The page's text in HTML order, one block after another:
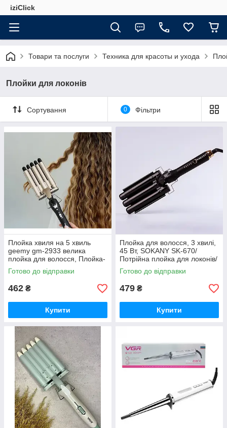
iziClick
Товари та послуги Техника для красоты и ухода
Плойки для локонів
Сортування 0 Фільтри
Плойка хвиля на 5 хвиль
geemy gm-2933 велика
плойка для волосся, Плойка-
щипці для волосся ВВВ iC227
Готово до відправки
462 ₴
Купити
Плойка для волосся, 3 хвилі,
45 Вт, SOKANY SK-670/
Потрійна плойка для локонів/
Щипці для завивання
волосся iC227
Готово до відправки
479 ₴
Купити